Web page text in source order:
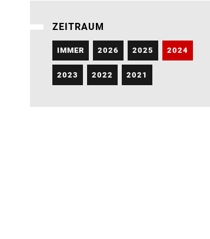
ZEITRAUM
IMMER 2026 2025 2024
2023 2022 2021